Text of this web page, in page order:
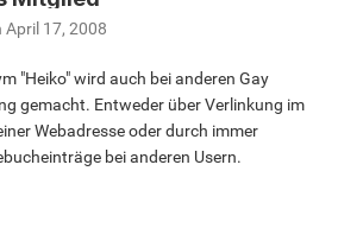
April 17, 2008
"Heiko" wird auch bei anderen Gay
gemacht. Entweder über Verlinkung im
Webadresse oder durch immer
bei anderen Usern.